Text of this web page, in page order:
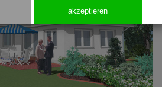
akzeptieren